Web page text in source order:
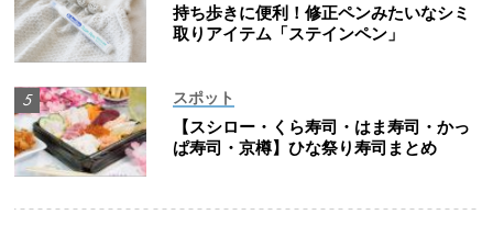
持ち歩きに便利！修正ペンみたいなシミ
取りアイテム「ステインペン」
スポット
【スシロー・くら寿司・はま寿司・かっ
ぱ寿司・京樽】ひな祭り寿司まとめ